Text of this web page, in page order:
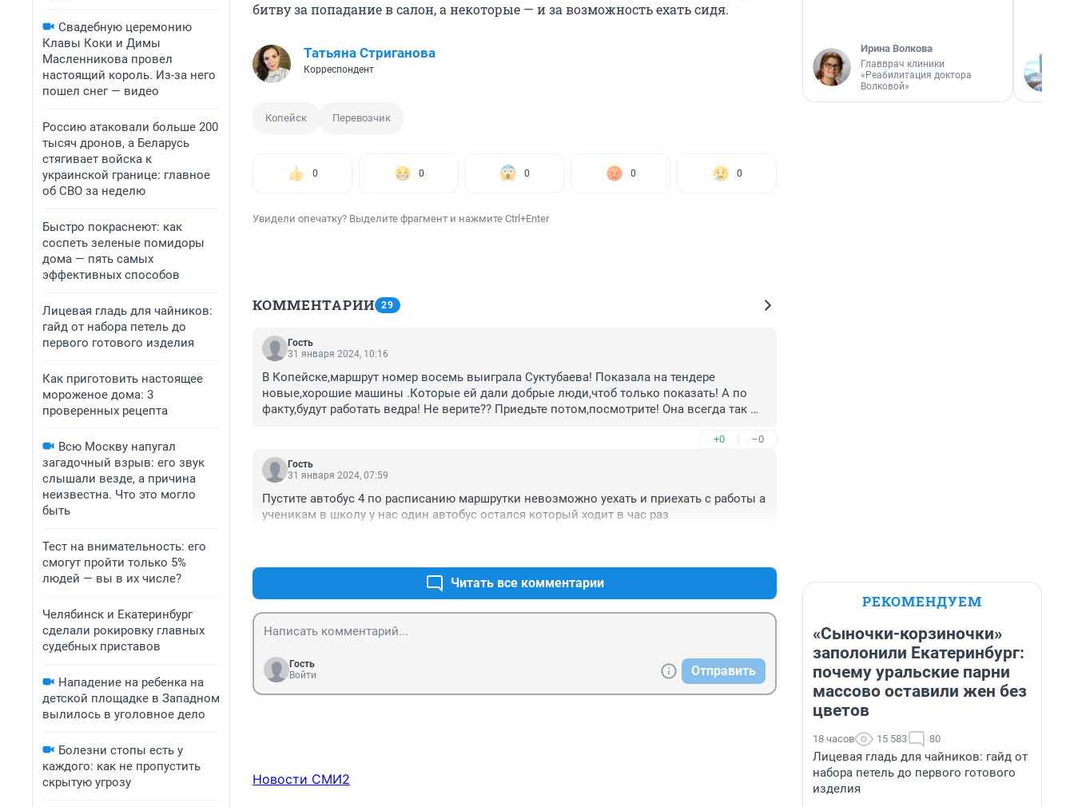
Свадебную церемонию
Клавы Коки и Димы
Масленникова провел
настоящий король. Из-за него
пошел снег — видео
Россию атаковали больше 200
тысяч дронов, а Беларусь
стягивает войска к
украинской границе: главное
об СВО за неделю
Быстро покраснеют: как
соспеть зеленые помидоры
дома — пять самых
эффективных способов
Лицевая гладь для чайников:
гайд от набора петель до
первого готового изделия
Как приготовить настоящее
мороженое дома: 3
проверенных рецепта
Всю Москву напугал
загадочный взрыв: его звук
слышали везде, а причина
неизвестна. Что это могло
быть
Тест на внимательность: его
смогут пройти только 5%
людей — вы в их числе?
Челябинск и Екатеринбург
сделали рокировку главных
судебных приставов
Нападение на ребенка на
детской площадке в Западном
вылилось в уголовное дело
Болезни стопы есть у
каждого: как не пропустить
скрытую угрозу
битву за попадание в салон, а некоторые — и за возможность ехать сидя.
Татьяна Стриганова
Корреспондент
Копейск Перевозчик
0 0 0 0 0
Увидели опечатку? Выделите фрагмент и нажмите Ctrl+Enter
КОММЕНТАРИИ 29
Гость
31 января 2024, 10:16
В Копейске,маршрут номер восемь выиграла Суктубаева! Показала на тендере
новые,хорошие машины .Которые ей дали добрые люди,чтоб только показать! А по
факту,будут работать ведра! Не верите?? Приедьте потом,посмотрите! Она всегда так
До первого января ее маршруты,20-ка,двойка,однерка. Какие машины были?? Спросите
у Копейчан.
+0 –0
Гость
31 января 2024, 07:59
Пустите автобус 4 по расписанию маршрутки невозможно уехать и приехать с работы а
ученикам в школу у нас один автобус остался который ходит в час раз
Читать все комментарии
Гость
Войти
Отправить
Новости СМИ2
Ирина Волкова
Главврач клиники
«Реабилитация доктора
Волковой»
РЕКОМЕНДУЕМ
«Сыночки-корзиночки»
заполонили Екатеринбург:
почему уральские парни
массово оставили жен без
цветов
18 часов 15 583 80
Лицевая гладь для чайников: гайд от
набора петель до первого готового
изделия